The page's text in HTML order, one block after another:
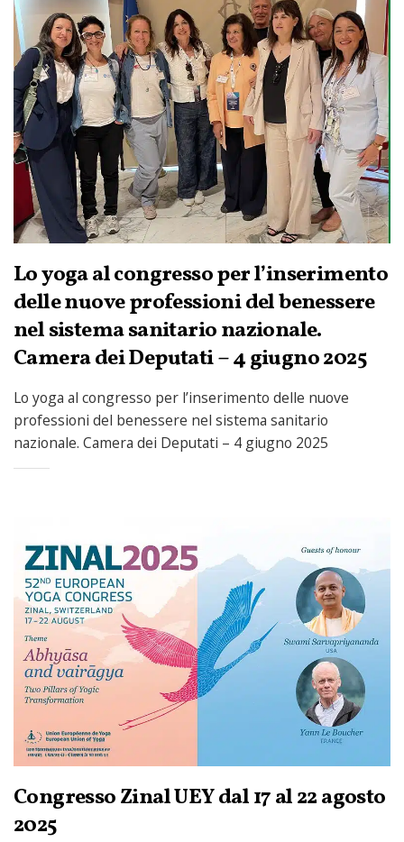
Lo yoga al congresso per l’inserimento
delle nuove professioni del benessere
nel sistema sanitario nazionale.
Camera dei Deputati – 4 giugno 2025
Lo yoga al congresso per l’inserimento delle nuove
professioni del benessere nel sistema sanitario
nazionale. Camera dei Deputati – 4 giugno 2025
Congresso Zinal UEY dal 17 al 22 agosto
2025